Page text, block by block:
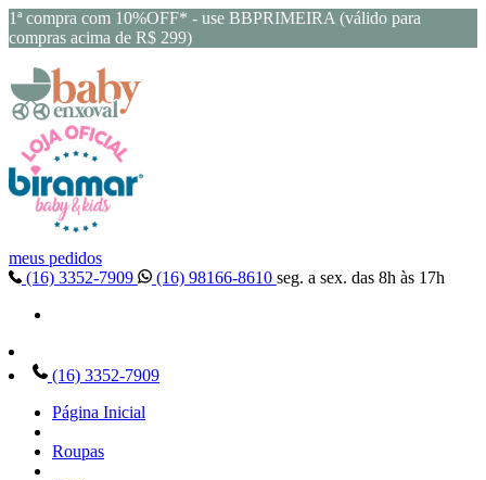
1ª compra com 10%OFF* - use BBPRIMEIRA (válido para
compras acima de R$ 299)
meus pedidos
(16) 3352-7909
(16) 98166-8610 seg. a sex. das 8h às 17h
(16) 3352-7909
Página Inicial
Roupas